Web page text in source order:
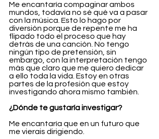
Me encantaría compaginar ambos
mundos, todavía no sé qué va a pasar
con la música. Esto lo hago por
diversión porque de repente me ha
flipado todo el proceso que hay
detrás de una canción. No tengo
ningún tipo de pretensión, sin
embargo, con la interpretación tengo
más que claro que me quiero dedicar
a ello toda la vida. Estoy en otras
partes de la profesión que estoy
investigando ahora mismo también.
¿Dónde te gustaría investigar?
Me encantaría que en un futuro que
me vierais dirigiendo.